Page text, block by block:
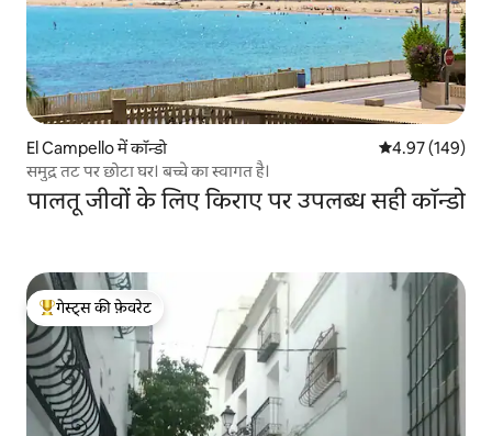
El Campello में कॉन्डो औसत रेटिंग 5 में से
4.97 (149)
समुद्र तट पर छोटा घर। बच्चे का स्वागत है।
पालतू जीवों के लिए किराए पर उपलब्ध सही कॉन्डो
गेस्ट्स का टॉप फ़ेवरेट
गेस्ट्स की फ़ेवरेट